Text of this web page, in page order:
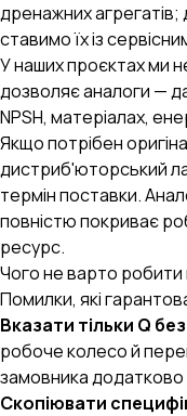
дренажних агрегатів;
ставимо їх із
У наших проєктах ми
дозволяє аналоги —
NPSH, матеріалах,
Якщо потрібен
дистриб'юторський
термін поставки.
повністю покриває
ресурс.
Чого не варто робити
Помилки, які
Вказати тільки Q без
робоче колесо й
замовника
Скопіювати